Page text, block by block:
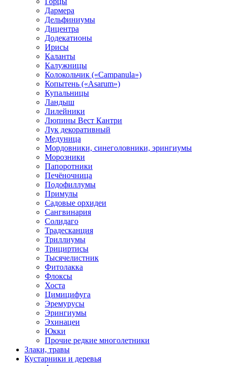
Дармера
Дельфиниумы
Дицентра
Додекатионы
Ирисы
Каланты
Калужницы
Колокольчик («Campanula»)
Копытень («Asarum»)
Купальницы
Ландыш
Лилейники
Люпины Вест Кантри
Лук декоративный
Медуница
Мордовники, синеголовники, эрингиумы
Морозники
Папоротники
Печёночница
Подофиллумы
Примулы
Садовые орхидеи
Сангвинария
Солидаго
Традесканция
Триллиумы
Трициртисы
Тысячелистник
Фитолакка
Флоксы
Хоста
Цимицифуга
Эремурусы
Эрингиумы
Эхинацеи
Юкки
Прочие редкие многолетники
Злаки, травы
Кустарники и деревья